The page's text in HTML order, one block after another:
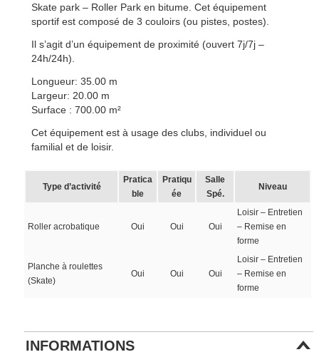
Skate park – Roller Park en bitume. Cet équipement
sportif est composé de 3 couloirs (ou pistes, postes).
Il s’agit d’un équipement de proximité (ouvert 7j/7j –
24h/24h).
Longueur: 35.00 m
Largeur: 20.00 m
Surface : 700.00 m²
Cet équipement est à usage des clubs, individuel ou
familial et de loisir.
Type d’activité
Pratica
ble
Pratiqu
ée
Salle
Spé.
Niveau
Roller acrobatique Oui Oui Oui
Loisir – Entretien
– Remise en
forme
Planche à roulettes
(Skate)
Oui Oui Oui
Loisir – Entretien
– Remise en
forme
INFORMATIONS